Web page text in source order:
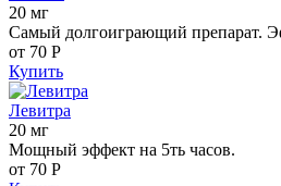
20 мг
Самый долгоиграющий препарат.
от 70 Р
Купить
Левитра
20 мг
Мощный эффект на 5ть часов.
от 70 Р